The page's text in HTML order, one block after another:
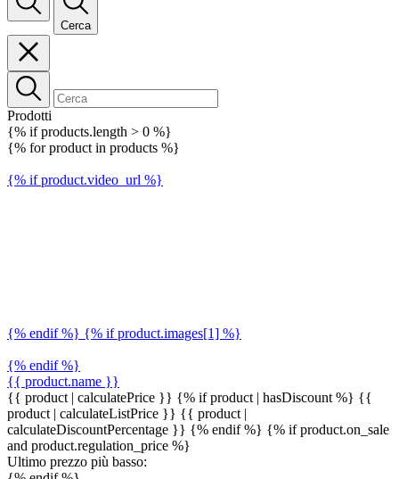
Cerca
Prodotti
{% if products.length > 0 %}
{% for product in products %}
{% if product.video_url %}
{% endif %} {% if product.images[1] %}
{% endif %}
{{ product.name }}
{{ product | calculatePrice }} {% if product | hasDiscount %} {{
product | calculateListPrice }} {{ product |
calculateDiscountPercentage }} {% endif %} {% if product.on_sale
and product.regulation_price %}
Ultimo prezzo più basso: